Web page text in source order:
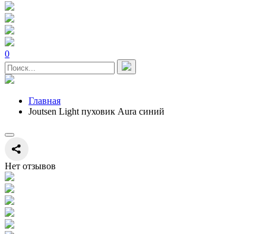
0
Главная
Joutsen Light пуховик Aura синий
Нет отзывов